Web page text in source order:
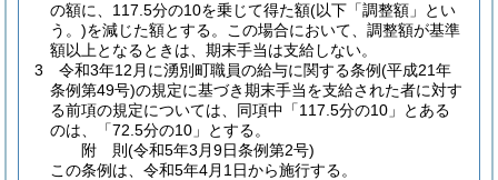
の額に、117.5分の10を乗じて得た額(以下「調整額」とい
う。)を減じた額とする。
この場合において、調整額が基準
額以上となるときは、期末手当は支給しない。
3
令和3年12月に湧別町職員の給与に関する条例(平成21年
条例第49号)の規定に基づき期末手当を支給された者に対す
る前項の規定については、同項中「117.5分の10」とある
のは、「72.5分の10」とする。
附 則(令和5年3月9日条例第2号)
この条例は、令和5年4月1日から施行する。